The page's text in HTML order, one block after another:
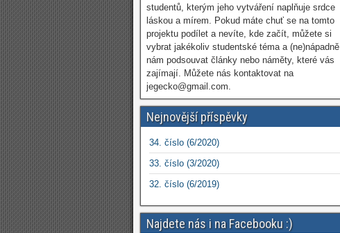
studentů, kterým jeho vytváření naplňuje srdce
láskou a mírem. Pokud máte chuť se na tomto
projektu podílet a nevíte, kde začít, můžete si
vybrat jakékoliv studentské téma a (ne)nápadně
nám podsouvat články nebo náměty, které vás
zajímají. Můžete nás kontaktovat na
jegecko@gmail.com.
Nejnovější příspěvky
34. číslo (6/2020)
33. číslo (3/2020)
32. číslo (6/2019)
Najdete nás i na Facebooku :)